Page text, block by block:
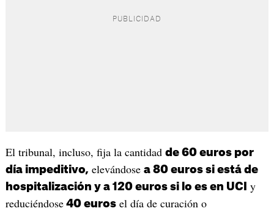
El tribunal, incluso, fija la cantidad de 60 euros por
día impeditivo, elevándose a 80 euros si está de
hospitalización y a 120 euros si lo es en UCI
y
reduciéndose40 eurosel día de curación o